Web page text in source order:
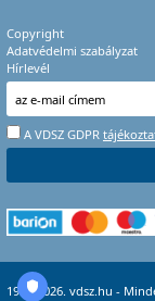
Copyright
Adatvédelmi szabályzat
Hírlevél
A VDSZ GDPR
1996-2026. vdsz.hu -